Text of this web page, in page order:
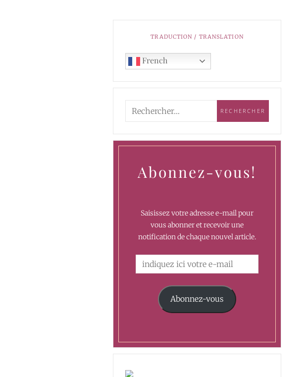
TRADUCTION / TRANSLATION
French
Abonnez-vous!
Saisissez votre adresse e-mail pour
vous abonner et recevoir une
notification de chaque nouvel article.
Abonnez-vous